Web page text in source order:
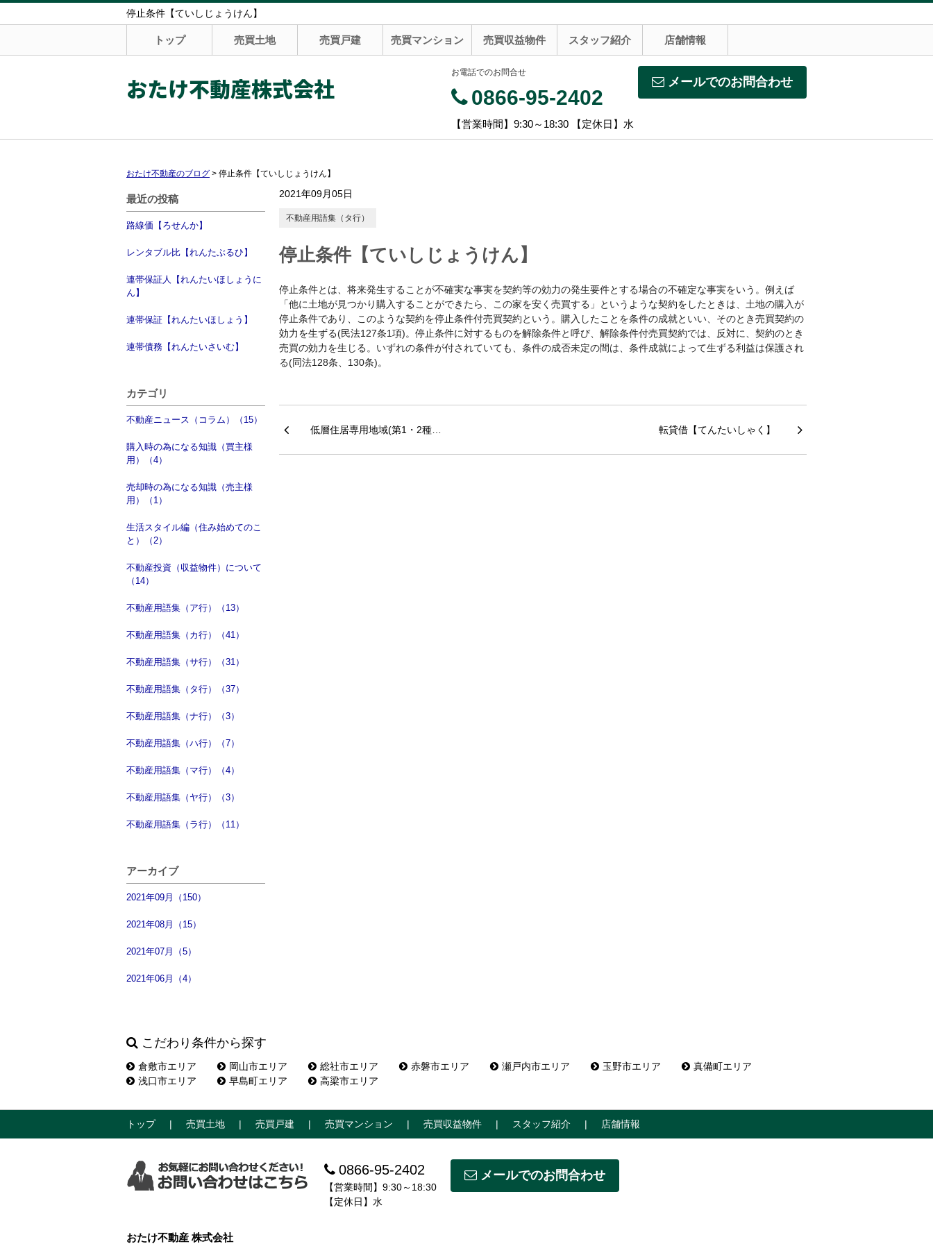
停止条件【ていしじょうけん】
トップ 売買土地 売買戸建 売買マンション 売買収益物件 スタッフ紹介 店舗情報
おたけ不動産株式会社 メールでのお問合わせ
お電話でのお問合せ
0866-95-2402
【営業時間】9:30～18:30 【定休日】水
おたけ不動産のブログ > 停止条件【ていしじょうけん】
最近の投稿
路線価【ろせんか】
レンタブル比【れんたぶるひ】
連帯保証人【れんたいほしょうに
ん】
連帯保証【れんたいほしょう】
連帯債務【れんたいさいむ】
カテゴリ
不動産ニュース（コラム）（15）
購入時の為になる知識（買主様
用）（4）
売却時の為になる知識（売主様
用）（1）
生活スタイル編（住み始めてのこ
と）（2）
不動産投資（収益物件）について
（14）
不動産用語集（ア行）（13）
不動産用語集（カ行）（41）
不動産用語集（サ行）（31）
不動産用語集（タ行）（37）
不動産用語集（ナ行）（3）
不動産用語集（ハ行）（7）
不動産用語集（マ行）（4）
不動産用語集（ヤ行）（3）
不動産用語集（ラ行）（11）
アーカイブ
2021年09月（150）
2021年08月（15）
2021年07月（5）
2021年06月（4）
2021年09月05日
不動産用語集（タ行）
停止条件【ていしじょうけん】
停止条件とは、将来発生することが不確実な事実を契約等の効力の発生要件とする場合の不確定な事実をいう。例えば
「他に土地が見つかり購入することができたら、この家を安く売買する」というような契約をしたときは、土地の購入が
停止条件であり、このような契約を停止条件付売買契約という。購入したことを条件の成就といい、そのとき売買契約の
効力を生ずる(民法127条1項)。停止条件に対するものを解除条件と呼び、解除条件付売買契約では、反対に、契約のとき
売買の効力を生じる。いずれの条件が付されていても、条件の成否未定の間は、条件成就によって生ずる利益は保護され
る(同法128条、130条)。
低層住居専用地域(第1・2種… 転貸借【てんたいしゃく】
こだわり条件から探す
倉敷市エリア 岡山市エリア 総社市エリア 赤磐市エリア 瀬戸内市エリア 玉野市エリア
真備町エリア
浅口市エリア
早島町エリア 高梁市エリア
トップ 売買土地 売買戸建 売買マンション 売買収益物件 スタッフ紹介 店舗情報
0866-95-2402
【営業時間】9:30～18:30
【定休日】水
メールでのお問合わせ
おたけ不動産 株式会社